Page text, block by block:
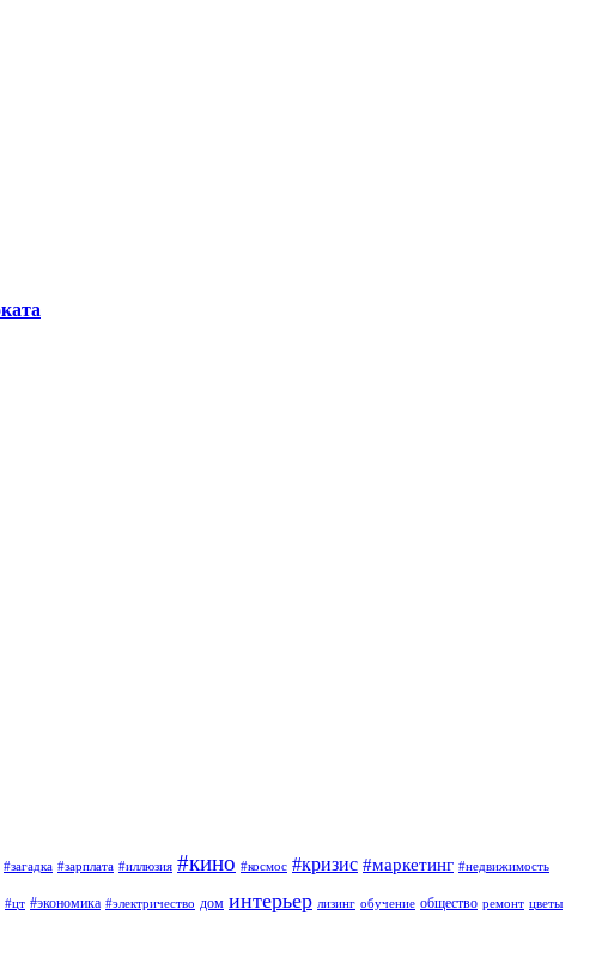
#загадка #зарплата #иллюзия #кино #космос #кризис #маркетинг #недвижимость
#цт #экономика #электричество дом интерьер лизинг обучение общество ремонт цветы